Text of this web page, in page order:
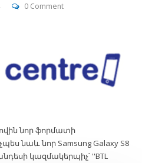
0 Comment
նոր ֆորմատի
նաև նոր Samsung Galaxy S8
կազմակերպիչ՝ ''BTL